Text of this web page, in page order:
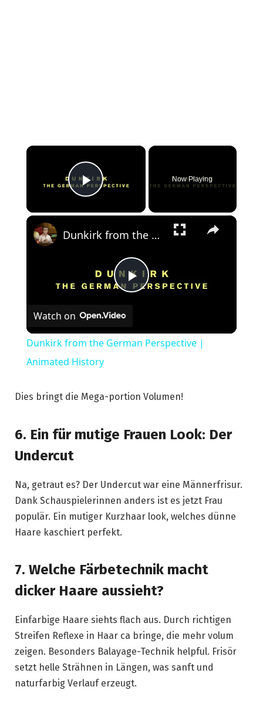
×
Play Video
Now Playing
×
Play
Dunkirk from the German Perspective | Animated History
Watch on
Dunkirk from the German Perspective |
Animated History
Dies bringt die Mega-portion Volumen!
6. Ein für mutige Frauen Look: Der
Undercut
Na, getraut es? Der Undercut war eine Männerfrisur.
Dank Schauspielerinnen anders ist es jetzt Frau
populär. Ein mutiger Kurzhaar look, welches dünne
Haare kaschiert perfekt.
7. Welche Färbetechnik macht
dicker Haare aussieht?
Einfarbige Haare siehts flach aus. Durch richtigen
Streifen Reflexe in Haar ca bringe, die mehr volum
zeigen. Besonders Balayage-Technik helpful. Frisör
setzt helle Strähnen in Längen, was sanft und
naturfarbig Verlauf erzeugt.